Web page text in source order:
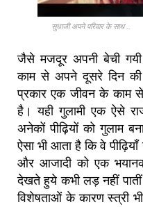
सुधाजी अपने परिवार के साथ ..
जैसे मजदूर अपनी बेची
काम से अपने दूसरे दिन
प्रकार एक जीवन के काम से
है। यही गुलामी एक ऐसे
अनेकों पीढ़ियों को गुलाम
ऐसा भी आता है कि वे
और आजादी को एक
देखते हुये कभी लड़ नहीं
विशेषताओं के कारण स्त्री